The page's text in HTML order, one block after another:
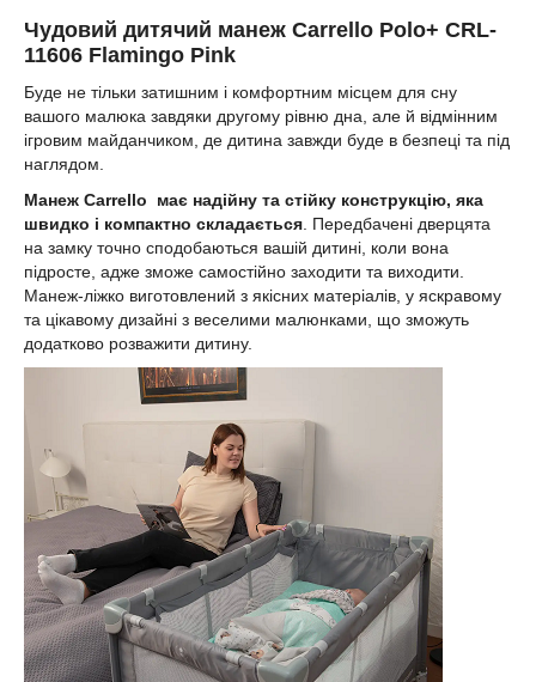
Чудовий дитячий манеж Carrello Polo+ CRL-
11606 Flamingo Pink
Буде не тільки затишним і комфортним місцем для сну
вашого малюка завдяки другому рівню дна, але й відмінним
ігровим майданчиком, де дитина завжди буде в безпеці та під
наглядом.
Манеж Carrello має надійну та стійку конструкцію, яка
швидко і компактно складається . Передбачені дверцята
на замку точно сподобаються вашій дитині, коли вона
підросте, адже зможе самостійно заходити та виходити.
Манеж-ліжко виготовлений з якісних матеріалів, у яскравому
та цікавому дизайні з веселими малюнками, що зможуть
додатково розважити дитину.